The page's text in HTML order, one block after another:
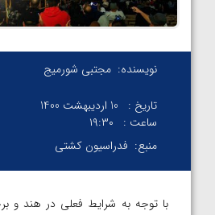
نویسنده: مجتبی شورمیج
تاریخ :
10 اردیبهشت 1400
ساعت :
۱۹:۳۰
منبع: فدراسیون کشتی
با توجه به شرایط فعلی در هند و